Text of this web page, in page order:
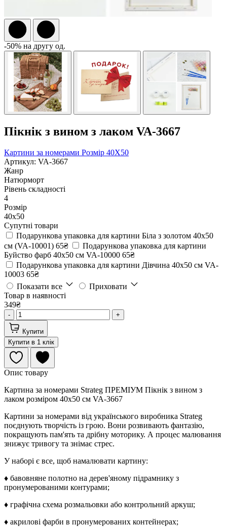
-50% на другу од.
Пікнік з вином з лаком VA-3667
Картини за номерами Розмір 40Х50
Артикул: VA-3667
Жанр
Натюрморт
Рівень складності
4
Розмір
40х50
Супутні товари
Подарункова упаковка для картини Біла з золотом 40х50
см (VA-10001) 65₴
Подарункова упаковка для картини
Буйство фарб 40х50 см VA-10000 65₴
Подарункова упаковка для картини Дівчина 40х50 см VA-
10003 65₴
Показати все
Приховати
Товар в наявності
349₴
- +
Купити
Купити в 1 клік
Опис товару
Картина за номерами Strateg ПРЕМІУМ Пікнік з вином з
лаком розміром 40х50 см VA-3667
Картини за номерами від українського виробника Strateg
поєднують творчість із грою. Вони розвивають фантазію,
покращують пам'ять та дрібну моторику. А процес малювання
знижує тривогу та знімає стрес.
У наборі є все, щоб намалювати картину:
♦ бавовняне полотно на дерев'яному підрамнику з
пронумерованими контурами;
♦ графічна схема розмальовки або контрольний аркуш;
♦ акрилові фарби в пронумерованих контейнерах;